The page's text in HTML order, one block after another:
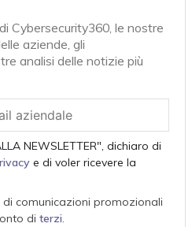
Cybersecurity360, le nostre
aziende, gli
analisi delle notizie più
NEWSLETTER", dichiaro di
e di voler ricevere la
comunicazioni promozionali
di terzi.